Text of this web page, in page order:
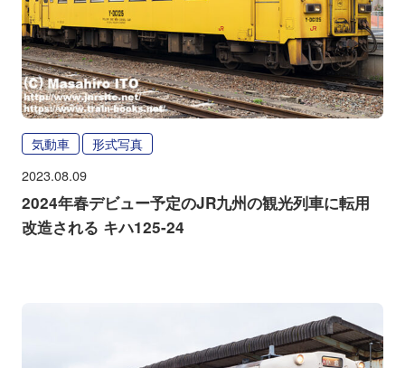
気動車 形式写真
2023.08.09
2024年春デビュー予定のJR九州の観光列車に転用
改造される キハ125-24